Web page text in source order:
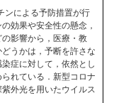
ンによる予防措置が行
効果や安全性の懸念，
影響から，医療・教
うかは，予断を許さな
症に対して，依然とし
れている．新型コロナ
外光を用いたウイルス